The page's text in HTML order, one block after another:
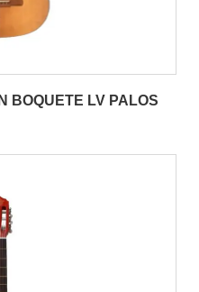
BOQUETE LV PALOS